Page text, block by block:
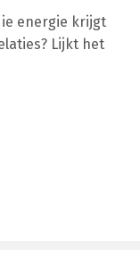
energie krijgt
Lijkt het